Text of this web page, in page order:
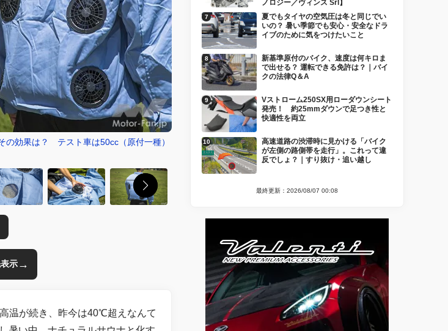
効果は？ テスト車は50cc（原付一種）
示→
温が続き、昨今は40℃超えなんて
ノロジー／ヴィンス Srl】
夏でもタイヤの空気圧は冬と同じでい
いの？ 暑い季節でも安心・安全なドラ
イブのために気をつけたいこと
新基準原付のバイク、速度は何キロま
で出せる？ 運転できる免許は？｜バイ
クの法律Q＆A
Vストローム250SX用ローダウンシート
発売！ 約25mmダウンで足つき性と
快適性を両立
高速道路の渋滞時に見かける「バイク
が左側の路側帯を走行」。これって違
反でしょ？｜すり抜け・追い越し
最終更新：2026/08/07 00:08